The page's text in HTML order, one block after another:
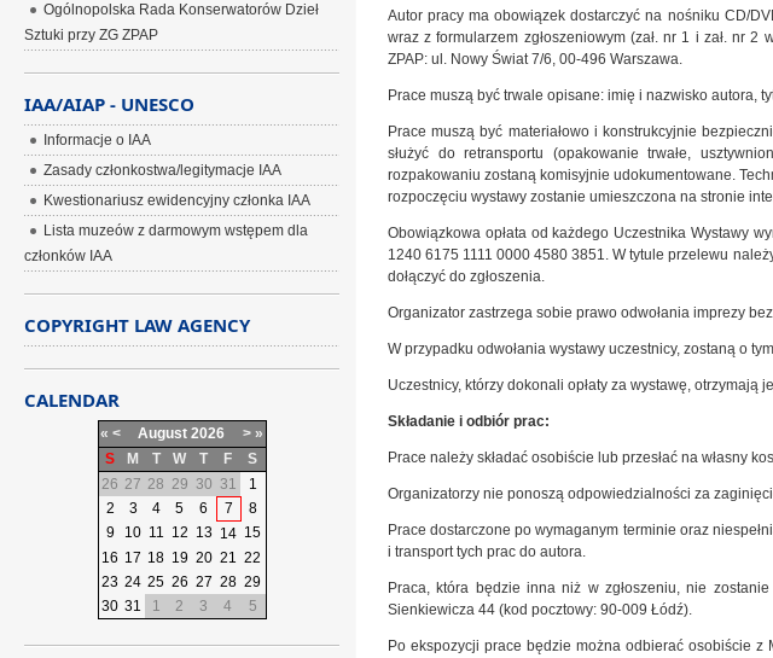
Autor pracy ma obowiązek dostarczyć na nośniku CD/
wraz z formularzem zgłoszeniowym (zał. nr 1 i zał. nr
ZPAP: ul. Nowy Świat 7/6, 00-496 Warszawa.
Prace muszą być trwale opisane: imię i nazwisko autora,
Prace muszą być materiałowo i konstrukcyjnie
służyć do retransportu (opakowanie trwałe,
rozpakowaniu zostaną komisyjnie udokumentowane.
rozpoczęciu wystawy zostanie umieszczona na stronie
Obowiązkowa opłata od każdego Uczestnika Wystawy
1240 6175 1111 0000 4580 3851. W tytule przelewu
dołączyć do zgłoszenia.
Organizator zastrzega sobie prawo odwołania imprezy
W przypadku odwołania wystawy uczestnicy, zostaną o
Uczestnicy, którzy dokonali opłaty za wystawę, otrzymają
Składanie i odbiór prac:
Prace należy składać osobiście lub przesłać na własny
Organizatorzy nie ponoszą odpowiedzialności za
Prace dostarczone po wymaganym terminie oraz
i transport tych prac do autora.
Praca, która będzie inna niż w zgłoszeniu, nie
Sienkiewicza 44 (kod pocztowy: 90-009 Łódź).
Po ekspozycji prace będzie można odbierać osobiście
Ogólnopolska Rada Konserwatorów Dzieł
Sztuki przy ZG ZPAP
IAA/AIAP - UNESCO
Informacje o IAA
Zasady członkostwa/legitymacje IAA
Kwestionariusz ewidencyjny członka IAA
Lista muzeów z darmowym wstępem dla
członków IAA
COPYRIGHT LAW AGENCY
CALENDAR
« < August 2026 > »
S
M T W T F
S
26 27 28 29 30 31
1
2
3 4 5 6 7
8
9
10 11 12 13 14 15
16 17 18 19 20 21 22
23 24 25 26 27 28 29
30 31 1 2 3 4 5